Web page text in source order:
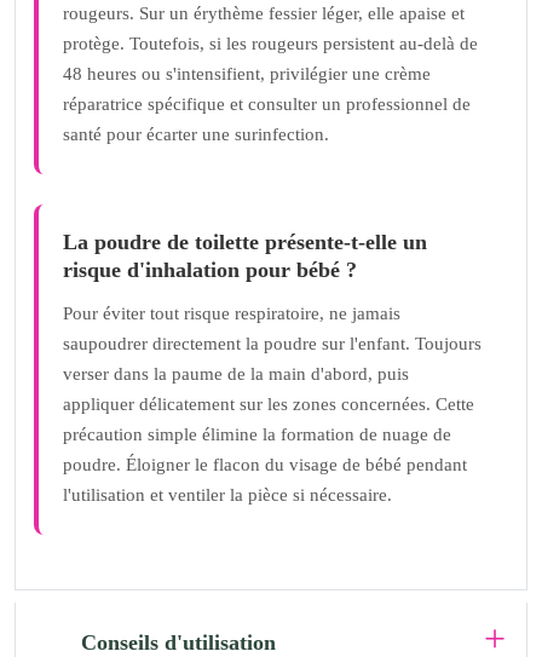
rougeurs. Sur un érythème fessier léger, elle apaise et
protège. Toutefois, si les rougeurs persistent au-delà de
48 heures ou s'intensifient, privilégier une crème
réparatrice spécifique et consulter un professionnel de
santé pour écarter une surinfection.
La poudre de toilette présente-t-elle un
risque d'inhalation pour bébé ?
Pour éviter tout risque respiratoire, ne jamais
saupoudrer directement la poudre sur l'enfant. Toujours
verser dans la paume de la main d'abord, puis
appliquer délicatement sur les zones concernées. Cette
précaution simple élimine la formation de nuage de
poudre. Éloigner le flacon du visage de bébé pendant
l'utilisation et ventiler la pièce si nécessaire.
Conseils d'utilisation